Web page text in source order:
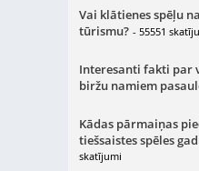
Vai klātienes spēļu
tūrismu? - 55551
Interesanti fakti par
biržu namiem
Kādas pārmaiņas
tiešsaistes spēles
skatījumi